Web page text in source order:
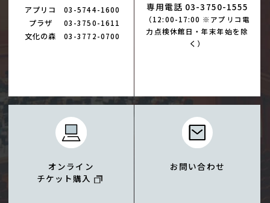
アプリコ 03-5744-1600
プラザ 03-3750-1611
文化の森 03-3772-0700
専用電話 03-3750-1555
（12:00-17:00 ※アプリコ電
力点検休館日・年末年始を除
く）
オンライン
チケット購入
お問い合わせ